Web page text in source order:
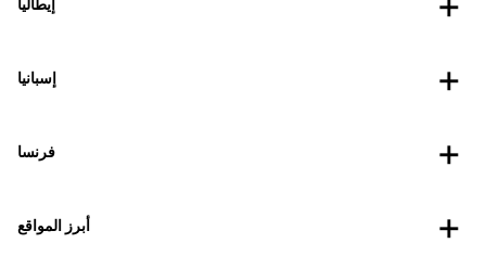
إيطاليا
إسبانيا
فرنسا
أبرز المواقع